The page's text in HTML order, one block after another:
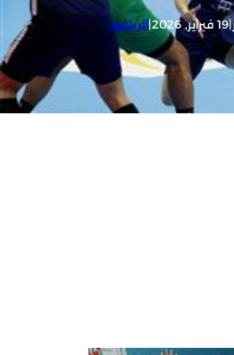
|19 فبراير, 2026 |الرياضه